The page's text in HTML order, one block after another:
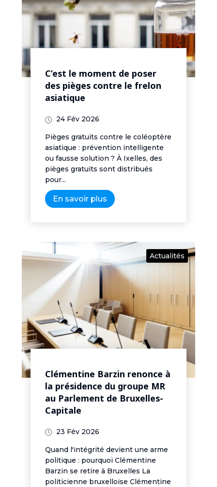
C’est le moment de poser
des pièges contre le frelon
asiatique
24 Fév 2026
Pièges gratuits contre le coléoptère
asiatique : prévention intelligente
ou fausse solution ? À Ixelles, des
pièges gratuits sont distribués
pour...
En savoir plus
Actualités
Clémentine Barzin renonce à
la présidence du groupe MR
au Parlement de Bruxelles-
Capitale
23 Fév 2026
Quand l'intégrité devient une arme
politique : pourquoi Clémentine
Barzin se retire à Bruxelles La
politicienne bruxelloise Clémentine